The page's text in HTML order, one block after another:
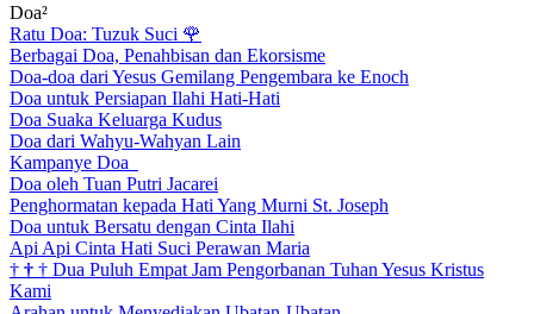
Doa²
Ratu Doa: Tuzuk Suci 🌹
Berbagai Doa, Penahbisan dan Ekorsisme
Doa-doa dari Yesus Gemilang Pengembara ke Enoch
Doa untuk Persiapan Ilahi Hati-Hati
Doa Suaka Keluarga Kudus
Doa dari Wahyu-Wahyan Lain
Kampanye Doa
Doa oleh Tuan Putri Jacarei
Penghormatan kepada Hati Yang Murni St. Joseph
Doa untuk Bersatu dengan Cinta Ilahi
Api Api Cinta Hati Suci Perawan Maria
† † † Dua Puluh Empat Jam Pengorbanan Tuhan Yesus Kristus
Kami